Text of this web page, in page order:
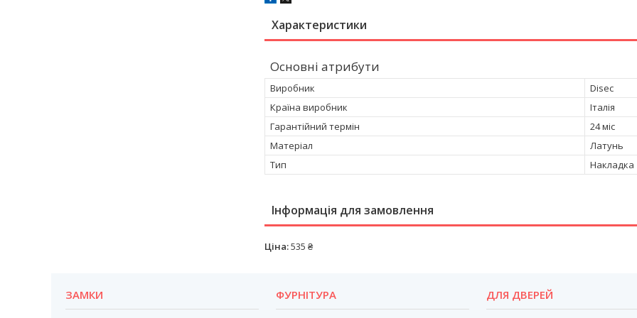
Характеристики
Основні атрибути
Виробник
Disec
Країна виробник
Італія
Гарантійний термін
24 міс
Матеріал
Латунь
Тип
Накладка
Інформація для замовлення
Ціна:535 ₴
ЗАМКИ ФУРНІТУРА ДЛЯ ДВЕРЕЙ